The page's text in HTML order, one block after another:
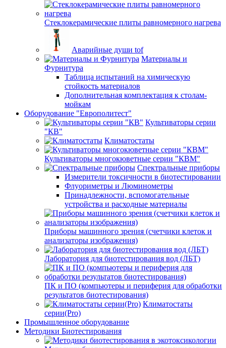
Стеклокерамические плиты равномерного нагрева
Аварийные души tof
Материалы и
Фурнитура
Таблица испытаний на химическую
стойкость материалов
Дополнительная комплектация к столам-
мойкам
Оборудование "Европолитест"
Культиваторы серии
"КВ"
Климатостаты
Культиваторы многокюветные серии "КВМ"
Спектральные приборы
Измерители токсичности в биотестировании
Флуориметры и Люминометры
Принадлежности, вспомогательные
устройства и расходные материалы
Приборы машинного зрения (счетчики клеток и
анализаторы изображения)
Лаборатория для биотестирования вод (ЛБТ)
ПК и ПО (компьютеры и периферия для обработки
результатов биотестирования)
Климатостаты
серии(Pro)
Промышленное оборудование
Методики Биотестирования